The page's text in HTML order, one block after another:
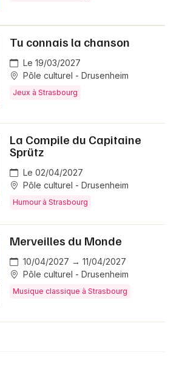
Tu connais la chanson
Le 19/03/2027
Pôle culturel - Drusenheim
Jeux à Strasbourg
La Compile du Capitaine
Sprütz
Le 02/04/2027
Pôle culturel - Drusenheim
Humour à Strasbourg
Merveilles du Monde
10/04/2027 → 11/04/2027
Pôle culturel - Drusenheim
Musique classique à Strasbourg